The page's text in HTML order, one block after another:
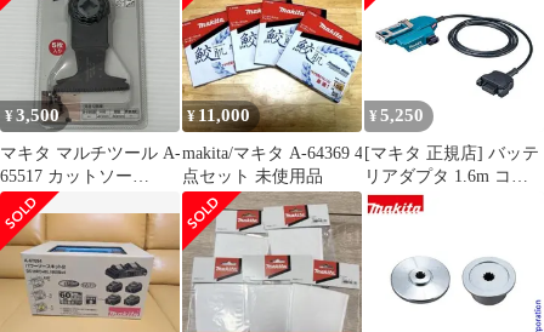
¥3,500
マキタ マルチツール A-
65517 カットソー
TMA055BIM 未開封品
smkogu096539
¥ 11,000
makita/マキタ A-64369 4
点セット 未使用品
¥ 5,250
[マキタ 正規店] バッテ
リアダプタ 1.6m コネ
クタ式 A-77394 makita